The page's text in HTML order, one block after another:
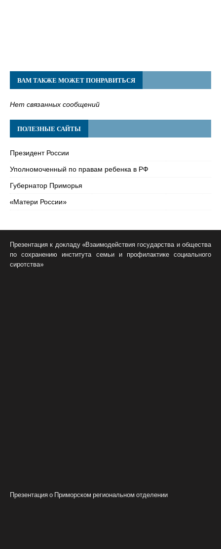
ВАМ ТАКЖЕ МОЖЕТ ПОНРАВИТЬСЯ
Нет связанных сообщений
ПОЛЕЗНЫЕ САЙТЫ
Президент России
Уполномоченный по правам ребенка в РФ
Губернатор Приморья
«Матери России»
Презентация к докладу «Взаимодействия государства и общества
по сохранению института семьи и профилактике социального
сиротства»
Презентация о Приморском региональном отделении